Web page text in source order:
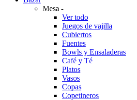
Mesa -
Ver todo
Juegos de vajilla
Cubiertos
Fuentes
Bowls y Ensaladeras
Café y Té
Platos
Vasos
Copas
Copetineros